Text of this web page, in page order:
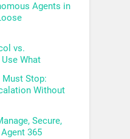
Agents in
vs.
What
Stop:
Without
Secure,
365